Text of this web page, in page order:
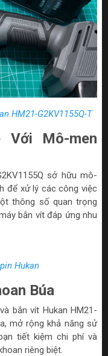
HM21-G2KV1155Q-T
Với Mô-men
sở hữu mô-
để xử lý các công việc
thông số quan trọng
bắn vít đáp ứng nhu
Hukan
Búa
bắn vít Hukan HM21-
mở rộng khả năng sử
tiết kiệm chi phí và
riêng biệt.